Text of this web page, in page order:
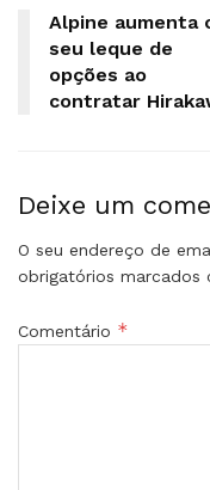
Alpine aumenta
seu leque de
opções ao
contratar
Deixe um
O seu endereço de
obrigatórios marcados
Comentário *